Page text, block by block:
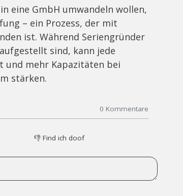
eine GmbH umwandeln wollen,
– ein Prozess, der mit
ist. Während Seriengründer
sind, kann jede
und mehr Kapazitäten bei
stärken.
0 Kommentare
👎 Find ich doof